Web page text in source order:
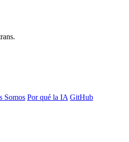
Somos Por qué la IA GitHub